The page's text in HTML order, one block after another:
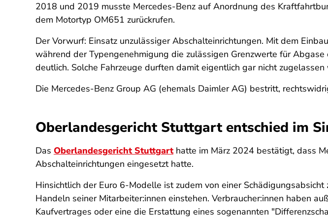
2018 und 2019 musste Mercedes-Benz auf Anordnung des
dem Motortyp OM651 zurückrufen.
Der Vorwurf: Einsatz unzulässiger Abschalteinrichtungen. Mit dem
während der Typengenehmigung die zulässigen Grenzwerte für
deutlich. Solche Fahrzeuge durften damit eigentlich gar nicht zugelassen
Die Mercedes-Benz Group AG (ehemals Daimler AG) bestritt,
Oberlandesgericht Stuttgart entschied im
Das Oberlandesgericht Stuttgarthatte im März 2024 bestätigt, dass
Abschalteinrichtungen eingesetzt hatte.
Hinsichtlich der Euro 6-Modelle ist zudem von einer
Handeln seiner Mitarbeiter:innen einstehen. Verbraucher:innen haben
Kaufvertrages oder eine die Erstattung eines sogenannten